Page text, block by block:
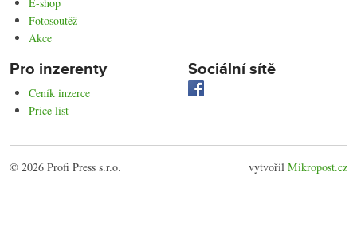
Fotosoutěž
Akce
Pro inzerenty
Ceník inzerce
Price list
Sociální sítě
© 2026 Profi Press s.r.o. vytvořil Mikropost.cz